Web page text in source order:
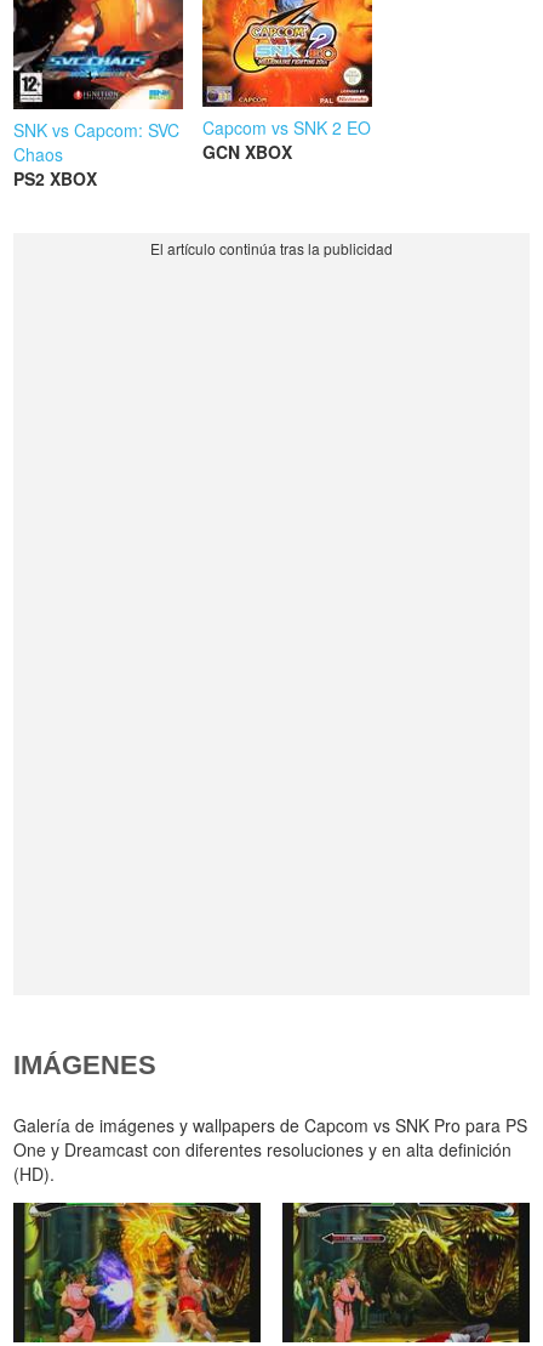
SNK vs Capcom: SVC
Chaos
PS2 XBOX
Capcom vs SNK 2 EO
GCN XBOX
IMÁGENES
Galería de imágenes y wallpapers de Capcom vs SNK Pro para PS
One y Dreamcast con diferentes resoluciones y en alta definición
(HD).